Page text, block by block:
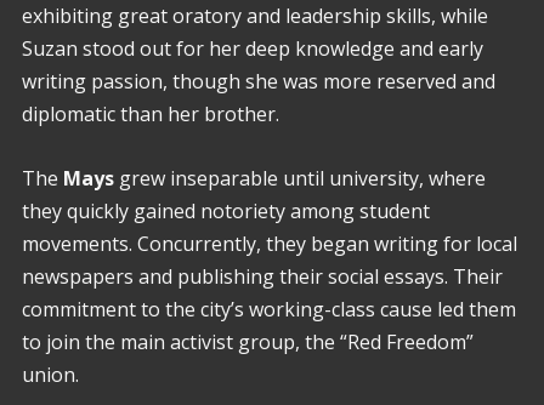
exhibiting great oratory and leadership skills, while
Suzan stood out for her deep knowledge and early
writing passion, though she was more reserved and
diplomatic than her brother.
The Maysgrew inseparable until university, where
they quickly gained notoriety among student
movements. Concurrently, they began writing for local
newspapers and publishing their social essays. Their
commitment to the city’s working-class cause led them
to join the main activist group, the “Red Freedom”
union.